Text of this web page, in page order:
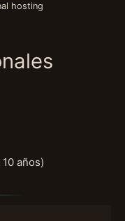
hosting
años)